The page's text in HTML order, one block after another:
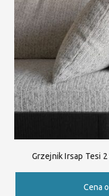
Grzejnik Irsap Tesi
Cena